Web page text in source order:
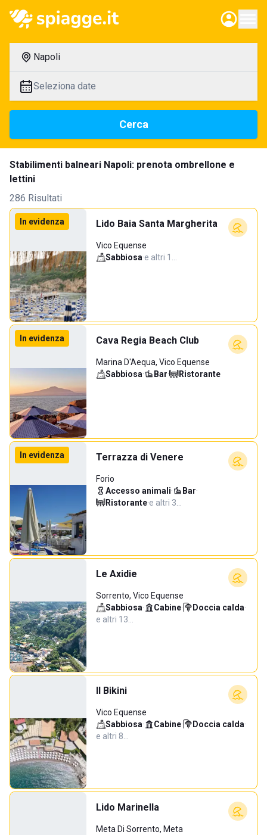
Napoli
Seleziona date
Cerca
Stabilimenti balneari Napoli: prenota ombrellone e
lettini
286 Risultati
In evidenza Lido Baia Santa Margherita
Vico Equense
Sabbiosa·e altri 1…
In evidenza Cava Regia Beach Club
Marina D'Aequa, Vico Equense
Sabbiosa· Bar· Ristorante
In evidenza Terrazza di Venere
Forio
Accesso animali· Bar·
Ristorante·e altri 3…
Le Axidie
Sorrento, Vico Equense
Sabbiosa· Cabine· Doccia calda·
e altri 13…
Il Bikini
Vico Equense
Sabbiosa· Cabine· Doccia calda·
e altri 8…
Lido Marinella
Meta Di Sorrento, Meta